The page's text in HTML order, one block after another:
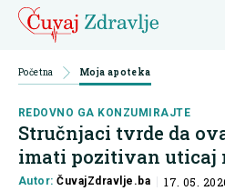
Početna Moja apoteka
REDOVNO GA KONZUMIRAJTE
Stručnjaci tvrde da
imati pozitivan uticaj
Autor:ČuvajZdravlje.ba 17. 05.